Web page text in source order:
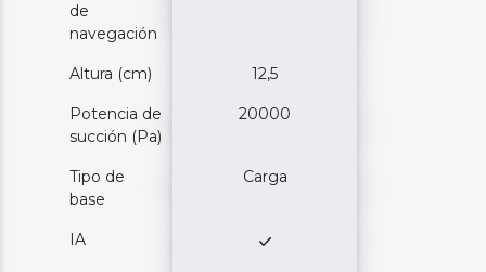
de
navegación
Altura (cm) 12,5
Potencia de
succión (Pa)
20000
Tipo de
base
Carga
IA